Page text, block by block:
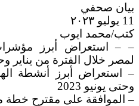
بيان صحفي
11 يوليو ٢٠٢٣
كتب/محمد ايوب
– – استعراض أبرز
لمصر خلال الفترة من يناير
– استعراض أبرز أنشطة
وحتى يونيو 2023
– الموافقة على مقترح خطة